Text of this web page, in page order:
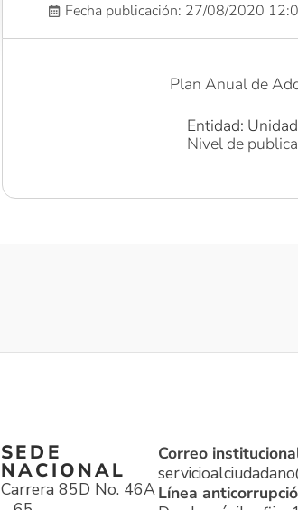
Fecha publicación: 27/08/2020
Plan Anual de
Entidad:
Nivel de
SEDE
NACIONAL
Carrera 85D No. 46A
Correo
Línea